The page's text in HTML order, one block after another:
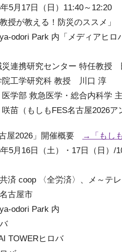
5月17日（日）11:40～12:20
授が教える！防災のススメ」
odori Park 内「メディアヒロ
災連携研究センター 特任教授
院⼯学研究科 教授 川⼝ 淳
医学部 救急医学・総合内科学
苗（もしもFES名古屋2026ア
屋2026」開催概要
→「もし
5月16日（土）・17日（日）/
済 coop 〈全労済〉、メ～テ
古屋市
odori Park 内
TOWERヒロバ